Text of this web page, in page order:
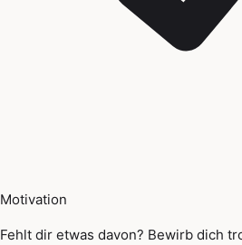
Motivation
Fehlt dir etwas davon? Bewirb dich